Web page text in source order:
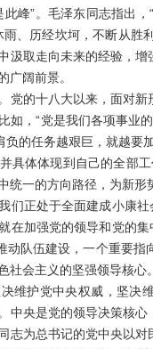
”。毛泽东同志指出，
、历经坎坷，不断从
汲取走向未来的经验，
广阔前景。
的十八大以来，面对新
如，“党是我们各项事业
负的任务越艰巨，就越要
具体体现到自己的全部
统一的方向路径，为新
正处于全面建成小康社
在加强党的领导和党的
动队伍建设，一个重要
社会主义的坚强领导核心
护党中央权威，坚决维
中央是党的领导决策核
志为总书记的党中央以